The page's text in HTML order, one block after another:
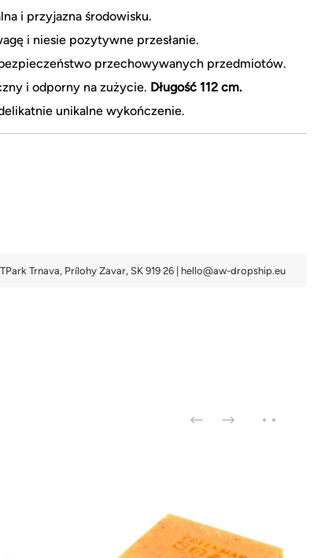
i przyjazna środowisku.
i niesie pozytywne przesłanie.
przechowywanych przedmiotów.
i odporny na zużycie. Długość 112 cm.
unikalne wykończenie.